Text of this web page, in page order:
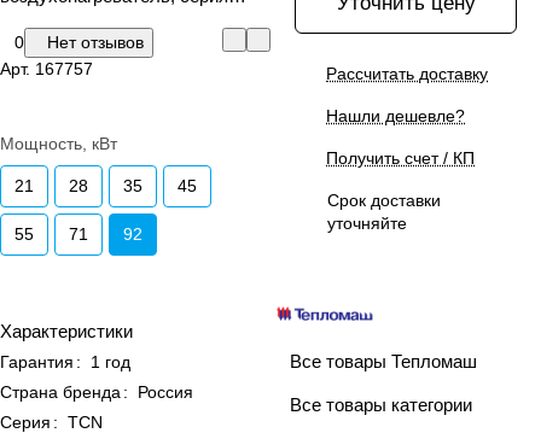
0
Нет отзывов
Арт. 167757
Мощность, кВт
21 28 35 45
55 71 92
Характеристики
Гарантия :
1 год
Страна бренда :
Россия
Серия : TCN
Рассчитать доставку
Нашли дешевле?
Получить счет / КП
Срок доставки
уточняйте
Все товары Тепломаш
Все товары категории